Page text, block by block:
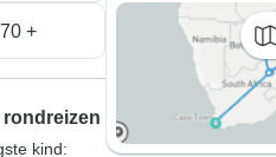
70 +
kind: